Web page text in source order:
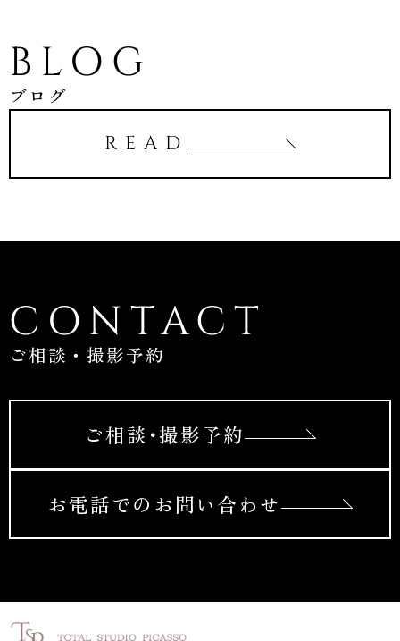
BLOG
ブログ
READ
CONTACT
ご相談・撮影予約
ご相談･撮影予約
お電話でのお問い合わせ